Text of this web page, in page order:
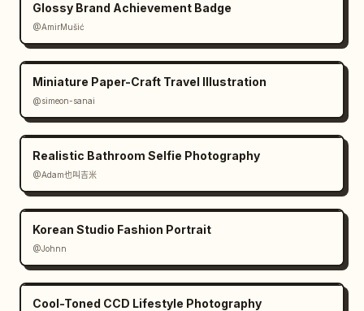
Glossy Brand Achievement Badge
@AmirMušić
Miniature Paper-Craft Travel Illustration
@simeon-sanai
Realistic Bathroom Selfie Photography
@Adam也叫吉米
Korean Studio Fashion Portrait
@Johnn
Cool-Toned CCD Lifestyle Photography